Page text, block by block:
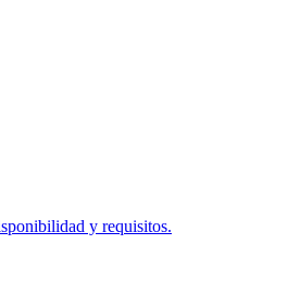
y requisitos.